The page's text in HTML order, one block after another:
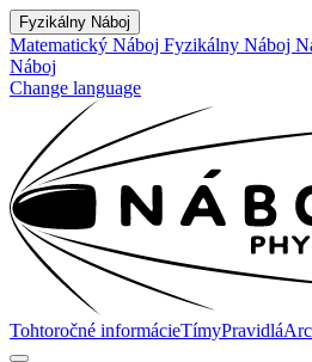
Fyzikálny Náboj
Matematický Náboj Fyzikálny Náboj
Náboj
Change language
Tohtoročné informácieTímyPravidlá